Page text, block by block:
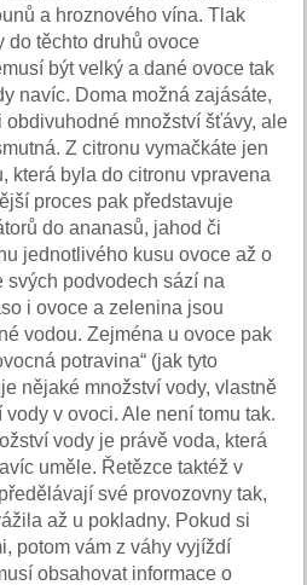
a hroznového vína. Tlak
do těchto druhů ovoce
být velký a dané ovoce tak
navíc. Doma možná zajásáte,
obdi­vuhodné množství šťávy, ale
Z citronu vymačkáte jen
která byla do citronu vpravena
proces pak předsta­vuje
do ananasů, jahod či
jednotlivého kusu ovoce až o
svých podvodech sází na
i ovoce a zelenina jsou
vodou. Zejména u ovoce pak
potravina“ (jak tyto
nějaké množství vody, vlastně
v ovoci. Ale není tomu tak.
vody je právě voda, která
uměle. Řetězce taktéž v
své provozovny tak,
až u pokladny. Pokud si
potom vám z váhy vyjíždí
obsahovat informace o